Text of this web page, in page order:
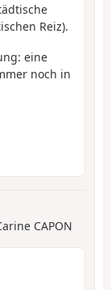
Reiz).
eine
noch in
CAPON